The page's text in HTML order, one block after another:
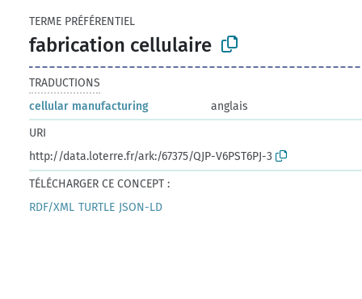
TERME PRÉFÉRENTIEL
fabrication cellulaire
TRADUCTIONS
cellular manufacturing
anglais
URI
http://data.loterre.fr/ark:/67375/QJP-V6PST6PJ-3
TÉLÉCHARGER CE CONCEPT :
RDF/XML TURTLE JSON-LD